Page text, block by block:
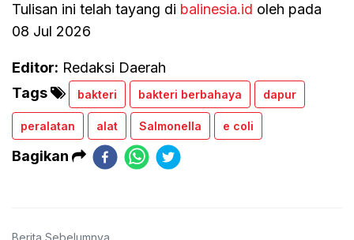
Tulisan ini telah tayang di balinesia.id oleh pada
08 Jul 2026
Editor: Redaksi Daerah
Tags
bakteri bakteri berbahaya dapur
peralatan alat Salmonella e coli
Bagikan